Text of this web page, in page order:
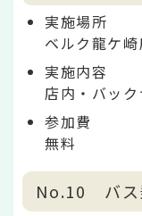
実施場所
ベルク龍ケ崎
実施内容
店内・バッ
参加費
無料
No.10 バス